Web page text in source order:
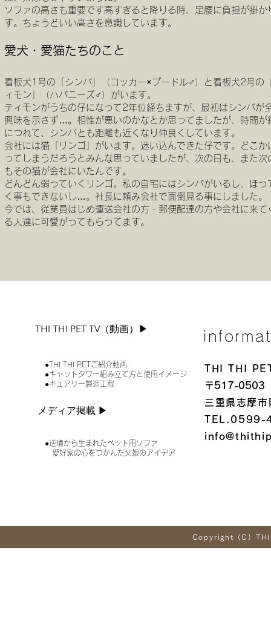
ソファの高さも重要です高すぎると降りる時、足腰に負担が掛か
す。ちょうどいい高さを意識しています。
愛犬・愛猫たちのこと
看板犬1号の「シンバ」（コッカー×プードル♂）と看板犬2号の
ィモン」（ハバニーズ♂）がいます。
ティモンがうちの仔になって2年位経ちますが、最初はシンバが
興味を示さず…。相性が悪いのかなとか思ってましたが、時間が
につれて、シンバとも距離も近くなり仲良くしています。
会社には猫「リンゴ」がいます。迷い込んできた仔です。どこか
ってしまうだろうとみんな思っていましたが、次の日も、また次
もその猫が会社にいたんです。
どんどん弱っていくリンゴ。私の自宅にはシンバがいるし、ほっ
く事もできないし…。社長に頼み会社で面倒見る事にしました。
今では、従業員はじめ運送会社の方・郵便配達の方や会社に来て
る人達に可愛がってもらってます。
THI THI PET TV（動画）▶︎
●THI THI PETご紹介動画
●キャットタワー組み立て方と使用イメージ
●キュアリー製造工程
メディア掲載 ▶︎
●逆境から生まれたペット用ソファ
愛好家の心をつかんだ父娘のアイデア
THI THI
〒517-0503
三重県志摩
TEL.0599-
Copyright (C)